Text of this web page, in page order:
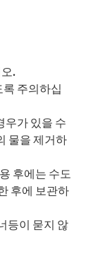
.
주의하십
우가 있을 수
물을 제거하
후에는 수도
후에 보관하
등이 묻지 않